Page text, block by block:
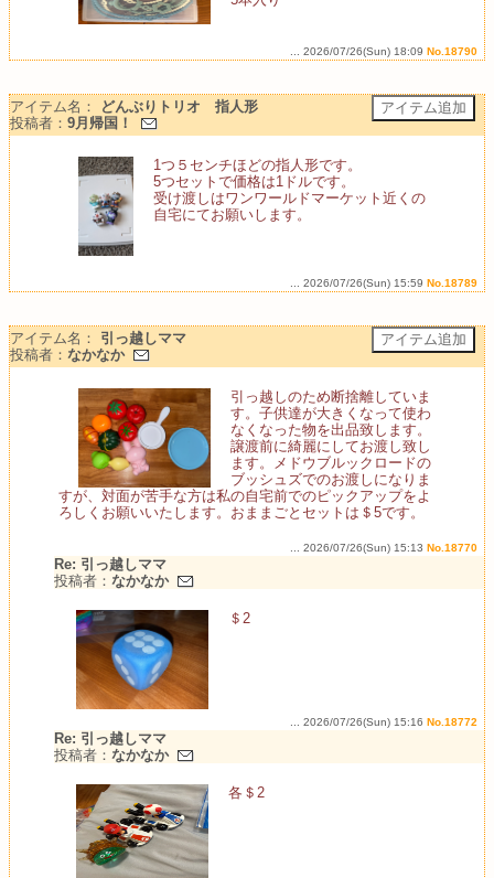
... 2026/07/26(Sun) 18:09 No.18790
アイテム名：
どんぶりトリオ 指人形
投稿者： 9月帰国！
1つ５センチほどの指人形です。
5つセットで価格は1ドルです。
受け渡しはワンワールドマーケット近くの
自宅にてお願いします。
... 2026/07/26(Sun) 15:59 No.18789
アイテム名： 引っ越しママ
投稿者： なかなか
引っ越しのため断捨離していま
す。子供達が大きくなって使わ
なくなった物を出品致します。
譲渡前に綺麗にしてお渡し致し
ます。メドウブルックロードの
ブッシュズでのお渡しになりま
すが、対面が苦手な方は私の自宅前でのピックアップをよ
ろしくお願いいたします。おままごとセットは＄5です。
... 2026/07/26(Sun) 15:13 No.18770
Re: 引っ越しママ
投稿者： なかなか
＄2
... 2026/07/26(Sun) 15:16 No.18772
Re: 引っ越しママ
投稿者： なかなか
各＄2